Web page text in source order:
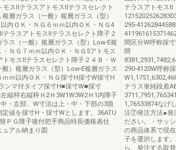
モスⅡテラスアトモスⅡテラスセレクト
層ガラス（一般）複層ガラス（型）
内ＯＫ・ＮＧ６ｍｍ以内ＯＫ・ＮＧ4
ラスアトモスⅡテラスセレクト障子２
ス（一般）複層ガラス（型）Low-E複
ＮＧ７ｍｍ以内ＯＫ・ＮＧ5アトモス
トモスⅡテラスセレクト障子２４Ｂ・Ｗ
般）複層ガラス（型）Low-E複層ガラス
ｍｍ以内ＯＫ・ＮＧ採寸H採寸W採寸H
ンマ付タイプ採寸H■採寸W■採寸
縦枠右縦枠Ｈ2Ｈ3W1W3W2Ｈ1内障子
・左部、W寸法は上・中・下部の3箇
値を採寸H・採寸Wとします。36ATU
ＰＧ障子後付把手商品特長価格表仕
アル納まり図
テラスアトモスⅡ
295-
間区分W呼称採
間
290-4120W呼称
テラス単純段差
1,76533874なげ
注⑦発注方法●発
ださい。・サッ
の商品体系で現
子を選択します
ら、発注する取